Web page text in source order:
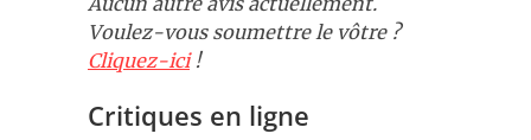
Voulez-vous soumettre le vôtre ?
Cliquez-ici!
Critiques en ligne